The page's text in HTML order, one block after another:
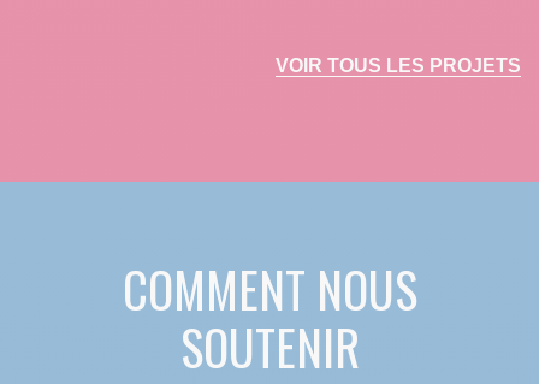
VOIR TOUS LES PROJETS
COMMENT NOUS
SOUTENIR